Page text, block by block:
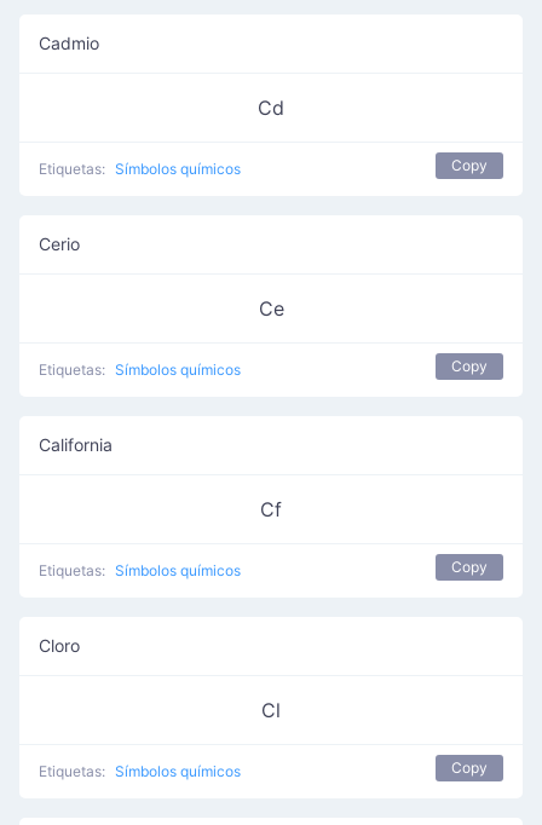
Cadmio
Cd
Etiquetas: Símbolos químicos Copy
Cerio
Ce
Etiquetas: Símbolos químicos Copy
California
Cf
Etiquetas: Símbolos químicos Copy
Cloro
Cl
Etiquetas: Símbolos químicos Copy